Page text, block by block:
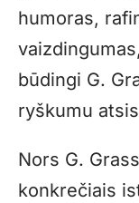
humoras,
būdingi G.
ryškumu
Nors G.
konkrečiais